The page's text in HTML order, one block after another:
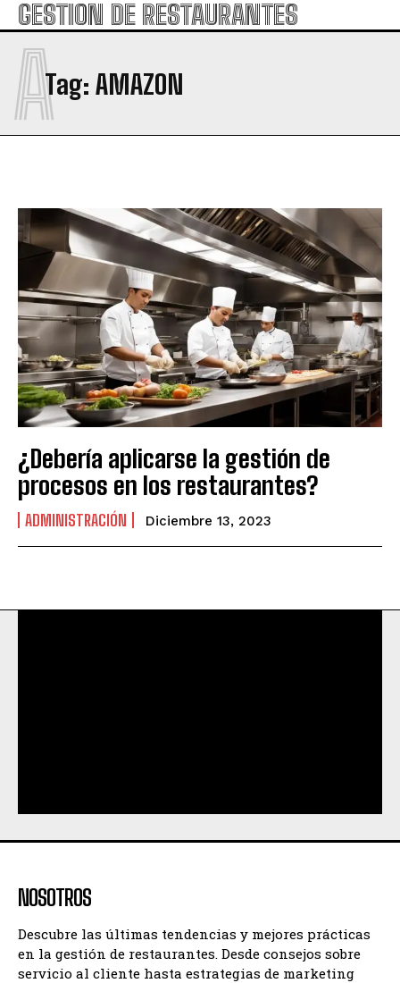
GESTION DE RESTAURANTES
Tag: AMAZON
A
¿Debería aplicarse la gestión de
procesos en los restaurantes?
ADMINISTRACIÓN Diciembre 13, 2023
NOSOTROS
Descubre las últimas tendencias y mejores prácticas
en la gestión de restaurantes. Desde consejos sobre
servicio al cliente hasta estrategias de marketing